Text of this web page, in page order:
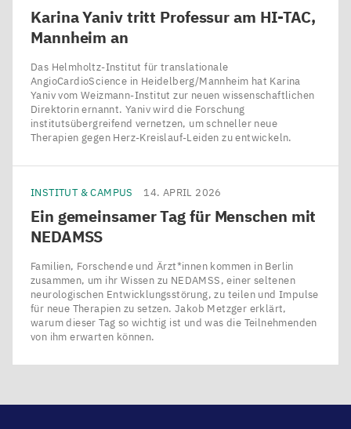
Karina Yaniv tritt Professur am HI-TAC,
Mannheim an
Das Helmholtz-Institut für translationale
AngioCardioScience in Heidelberg/​Mannheim hat Karina
Yaniv vom Weizmann-Institut zur neuen wissenschaftlichen
Direktorin ernannt. Yaniv wird die Forschung
institutsübergreifend vernetzen, um schneller neue
Therapien gegen Herz-Kreislauf-Leiden zu entwickeln.
INSTITUT & CAMPUS 14. APRIL 2026
Ein gemeinsamer Tag für Menschen mit
NEDAMSS
Familien, Forschende und Ärzt*innen kommen in Berlin
zusammen, um ihr Wissen zu NEDAMSS, einer seltenen
neurologischen Entwicklungsstörung, zu teilen und Impulse
für neue Therapien zu setzen. Jakob Metzger erklärt,
warum dieser Tag so wichtig ist und was die Teilnehmenden
von ihm erwarten können.